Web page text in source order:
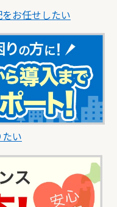
お任せしたい
い